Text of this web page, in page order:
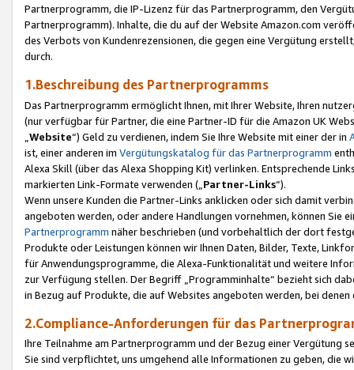
Partnerprogramm, die IP-Lizenz für das Partnerprogramm, den
Partnerprogramm). Inhalte, die du auf der Website Amazon.com
des Verbots von Kundenrezensionen, die gegen eine Vergütung
durch.
1.Beschreibung des Partnerprogramms
Das Partnerprogramm ermöglicht Ihnen, mit Ihrer Website, Ihren
(nur verfügbar für Partner, die eine Partner-ID für die Amazon UK
Website“) Geld zu verdienen, indem Sie Ihre Website mit einer der in
ist, einer anderen im Vergütungskatalog für das Partnerprogramm
Alexa Skill (über das Alexa Shopping Kit) verlinken. Entsprechende
markierten Link-Formate verwenden („ Partner-Links“).
Wenn unsere Kunden die Partner-Links anklicken oder sich damit
angeboten werden, oder andere Handlungen vornehmen, können Sie
Partnerprogramm näher beschrieben (und vorbehaltlich der dort
Produkte oder Leistungen können wir Ihnen Daten, Bilder, Texte,
für Anwendungsprogramme, die Alexa-Funktionalität und weitere
zur Verfügung stellen. Der Begriff „Programminhalte“ bezieht sich
in Bezug auf Produkte, die auf Websites angeboten werden, bei
2.Compliance-Anforderungen für das
Ihre Teilnahme am Partnerprogramm und der Bezug einer Vergütung
Sie sind verpflichtet, uns umgehend alle Informationen zu geben, die